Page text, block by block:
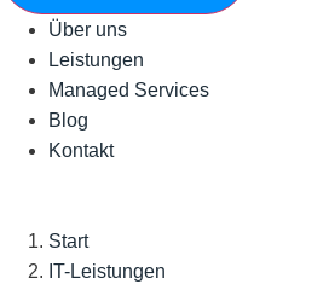
Über uns
Leistungen
Managed Services
Blog
Kontakt
Start
IT-Leistungen